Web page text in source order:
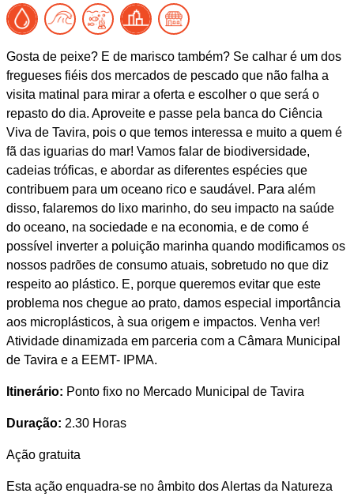
Gosta de peixe? E de marisco também? Se calhar é um dos
fregueses fiéis dos mercados de pescado que não falha a
visita matinal para mirar a oferta e escolher o que será o
repasto do dia. Aproveite e passe pela banca do Ciência
Viva de Tavira, pois o que temos interessa e muito a quem é
fã das iguarias do mar! Vamos falar de biodiversidade,
cadeias tróficas, e abordar as diferentes espécies que
contribuem para um oceano rico e saudável. Para além
disso, falaremos do lixo marinho, do seu impacto na saúde
do oceano, na sociedade e na economia, e de como é
possível inverter a poluição marinha quando modificamos os
nossos padrões de consumo atuais, sobretudo no que diz
respeito ao plástico. E, porque queremos evitar que este
problema nos chegue ao prato, damos especial importância
aos microplásticos, à sua origem e impactos. Venha ver!
Atividade dinamizada em parceria com a Câmara Municipal
de Tavira e a EEMT- IPMA.
Itinerário: Ponto fixo no Mercado Municipal de Tavira
Duração: 2.30 Horas
Ação gratuita
Esta ação enquadra-se no âmbito dos Alertas da Natureza